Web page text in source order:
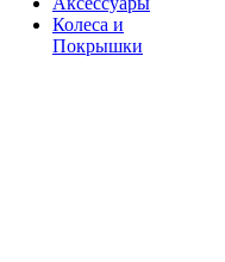
Колеса и
Покрышки